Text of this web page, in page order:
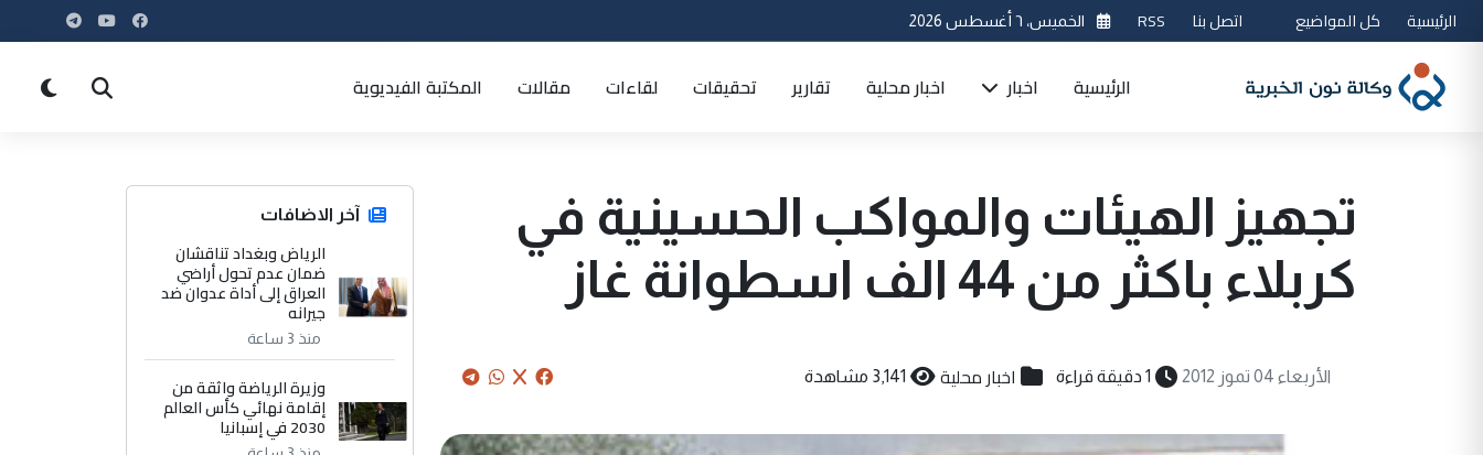
الرئيسية كل المواضيع اتصل بنا RSS الخميس، ٦ أغسطس 2026
الرئيسية اخبار اخبار محلية تقارير تحقيقات لقاءات مقالات المكتبة الفيديوية
تجهيز الهيئات والمواكب الحسينية في
كربلاء باكثر من 44 الف اسطوانة غاز
الأربعاء 04 تموز 2012 1 دقيقة قراءة اخبار محلية 3,141 مشاهدة
آخر الاضافات
الرياض وبغداد تناقشان
ضمان عدم تحول أراضي
العراق إلى أداة عدوان ضد
جيرانه
منذ 3 ساعة
وزيرة الرياضة واثقة من
إقامة نهائي كأس العالم
2030 في إسبانيا